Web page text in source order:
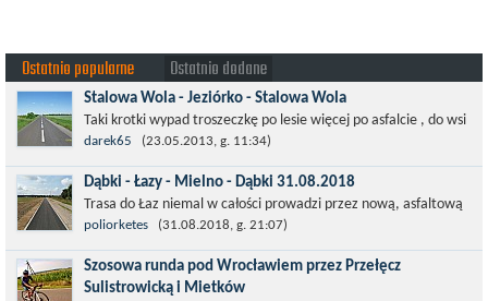
Ostatnio popularne Ostatnio dodane
Stalowa Wola - Jeziórko - Stalowa Wola
Taki krotki wypad troszeczkę po lesie więcej po asfalcie , do wsi
której już nie ma , kopalni siarki również nie ma , a ci co
pamiętają okres...
darek65 (23.05.2013, g. 11:34)
Dąbki - Łazy - Mielno - Dąbki 31.08.2018
Trasa do Łaz niemal w całości prowadzi przez nową, asfaltową
ścieżkę rowerową (od Dąbek do Iwięcina wzdłuż drogi 203).
Niestety jest to trasa nie...
poliorketes (31.08.2018, g. 21:07)
Szosowa runda pod Wrocławiem przez Przełęcz
Sulistrowicką i Mietków